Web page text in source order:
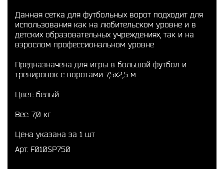
Данная сетка для футбольных ворот подходит для
использования как на любительском уровне и в
детских образовательных учреждениях, так и на
взрослом профессиональном уровне
Предназначена для игры в большой футбол и
тренировок с воротами 7,5x2,5 м
Цвет: белый
Вес: 7,0 кг
Цена указана за 1 шт
Арт. F010SP750